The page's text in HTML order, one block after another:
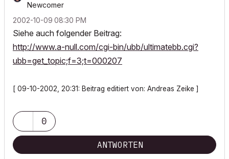
Newcomer
‎2002-10-09 08:30 PM
Siehe auch folgender Beitrag:
http://www.a-null.com/cgi-bin/ubb/ultimatebb.cgi?
ubb=get_topic;f=3;t=000207
[ 09-10-2002, 20:31: Beitrag editiert von: Andreas Zeike ]
0
ANTWORTEN